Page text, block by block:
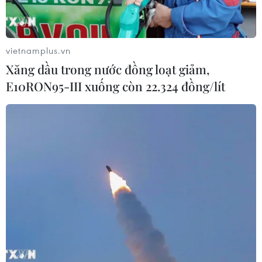
Anh công bố kết quả điều tra ban
đầu vụ đâm dao ở trung tâm London
06/08/2026 06:00
Hàn Quốc tăng cường giải pháp
Khẩn trường khám nghiệm
hiện trường, điều tra nguyên nhân
vietnamplus.vn
Xăng dầu trong nước đồng loạt giảm,
E10RON95-III xuống còn 22.324 đồng/lít